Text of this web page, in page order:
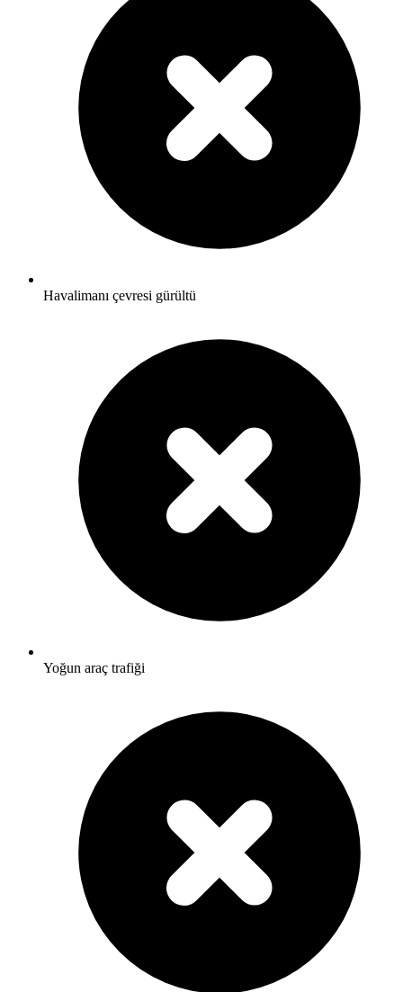
Havalimanı çevresi gürültü
Yoğun araç trafiği